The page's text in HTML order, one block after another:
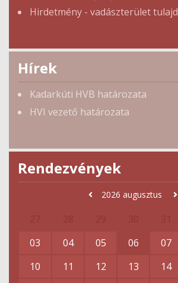
Hirdetmény - vadászterület
Hírek
Kadarkúti HVB határozata
HVI vezető határozata
Rendezvények
2026 augusztus
03
04 05 06 07
10
11 12 13 14